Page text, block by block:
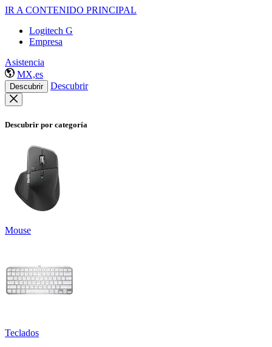
IR A CONTENIDO PRINCIPAL
Logitech G
Empresa
Asistencia
MX,es
Descubrir Descubrir
Descubrir por categoría
Mouse
Teclados